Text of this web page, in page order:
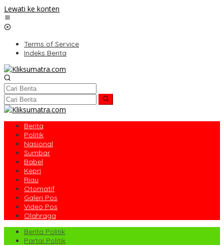
Lewati ke konten
Terms of Service
Indeks Berita
Berita
Politik
Nasional
Sumbar
Babel
Kepri
Riau
Otomatif
Galeri Pos
Video Pos
Olahraga
Berita Politik
Partai Politik